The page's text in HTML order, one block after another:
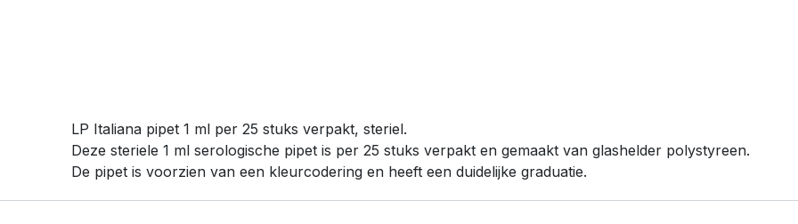
LP Italiana pipet 1 ml per 25 stuks verpakt, steriel.
Deze steriele 1 ml serologische pipet is per 25 stuks verpakt en gemaakt van glashelder polystyreen.
De pipet is voorzien van een kleurcodering en heeft een duidelijke graduatie.